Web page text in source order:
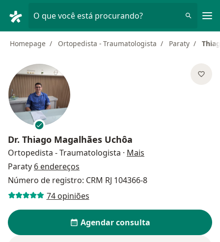
O que você está procurando?
Homepage Ortopedista - Traumatologista Paraty
Dr. Thiago Magalhães Uchôa
Ortopedista - Traumatologista · Mais
Paraty 6 endereços
Número de registro: CRM RJ 104366-8
74 opiniões
Agendar consulta